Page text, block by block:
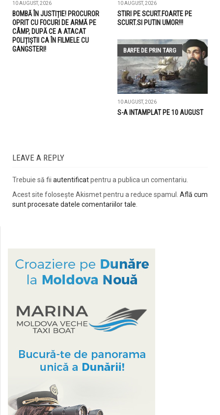
10 AUGUST, 2026
BOMBĂ ÎN JUSTIȚIE! PROCUROR
OPRIT CU FOCURI DE ARMĂ PE
CÂMP, DUPĂ CE A ATACAT
POLIȚIȘTII CA ÎN FILMELE CU
GANGSTERI!
10 AUGUST, 2026
STIRI PE SCURT.FOARTE PE
SCURT.SI PUTIN UMOR!!!
BARFE DE PRIN TARG
10 AUGUST, 2026
S-A INTAMPLAT PE 10 AUGUST
LEAVE A REPLY
Trebuie să fii autentificatpentru a publica un comentariu.
Acest site folosește Akismet pentru a reduce spamul. Află cum
sunt procesate datele comentariilor tale.